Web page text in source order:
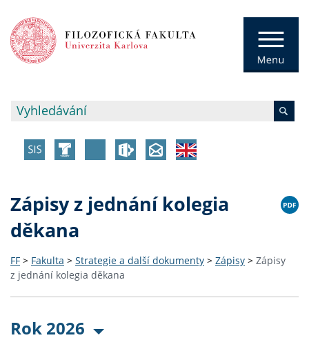
Zápisy z jednání kolegia
děkana
FF > Fakulta > Strategie a další dokumenty > Zápisy > Zápisy
z jednání kolegia děkana
Rok 2026